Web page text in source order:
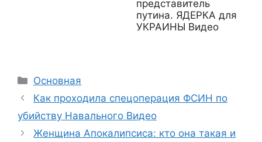
представитель
путина. ЯДЕРКА для
УКРАИНЫ Видео
Рубрики
Основная
Как проходила спецоперация ФСИН по
убийству Навального Видео
Женщина Апокалипсиса: кто она такая и